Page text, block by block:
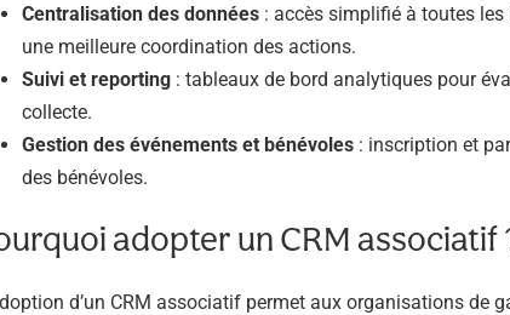
Centralisation des données : accès simplifié à toutes
une meilleure coordination des actions.
Suivi et reporting : tableaux de bord analytiques pour
collecte.
Gestion des événements et bénévoles : inscription et
des bénévoles.
adopter un CRM associatif
d’un CRM associatif permet aux organisations de